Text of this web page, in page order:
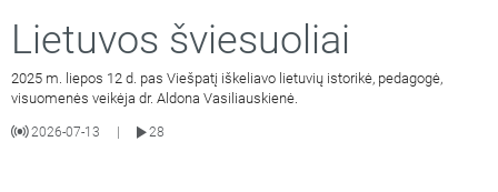
Lietuvos šviesuoliai
2025 m. liepos 12 d. pas Viešpatį iškeliavo lietuvių istorikė, pedagogė,
visuomenės veikėja dr. Aldona Vasiliauskienė.
2026-07-13 28